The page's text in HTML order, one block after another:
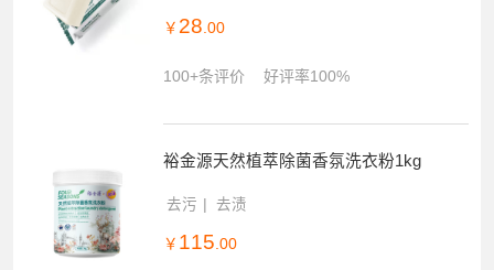
￥ 28.00
100+条评价 好评率100%
裕金源天然植萃除菌香氛洗衣粉1kg
去污 去渍
￥ 115 .00